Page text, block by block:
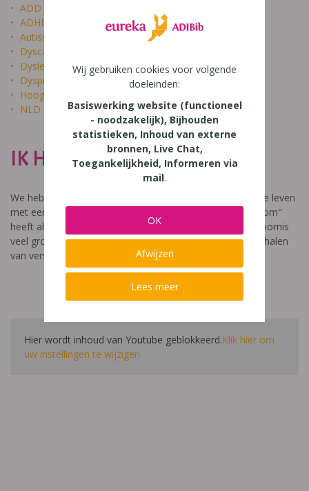
ADD
ADHD
Autisme
Dyscalculie
Dyslexie
Dyspraxie
Hoogbegaafdheid
NLD
IK HEET NIET DOM
We hebben een video gemaakt die toont hoe het is om te leven
met een leerstoornis. De film met als titel: "Ik heet niet dom"
heeft als doel aan te tonen dat de impact van een leerstoornis
veel groter is dan enkel wat je ziet in de klas. Je hoort verhalen
van verschillende leerlingen en ouders.
Hier wordt inhoud van Youtube geblokkeerd.Klik hier om
uw instellingen te wijzigen
Wij gebruiken cookies voor volgende
doeleinden:
Basiswerking website (functioneel
- noodzakelijk), Bijhouden
statistieken, Inhoud van externe
bronnen, Live Chat,
Toegankelijkheid, Informeren via
mail.
OK
Afwijzen
Lees meer